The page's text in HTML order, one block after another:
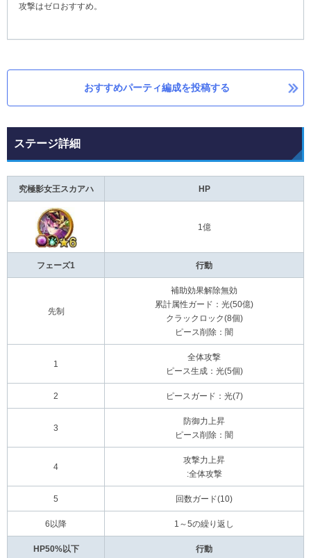
攻撃はゼロおすすめ。
おすすめパーティ編成を投稿する
ステージ詳細
究極影女王スカアハ HP
1億
フェーズ1 行動
先制
補助効果解除無効
累計属性ガード：光(50億)
クラックロック(8個)
ピース削除：闇
1
全体攻撃
ピース生成：光(5個)
2 ピースガード：光(7)
3
防御力上昇
ピース削除：闇
4
攻撃力上昇
:全体攻撃
5 回数ガード(10)
6以降 1～5の繰り返し
HP50%以下 行動